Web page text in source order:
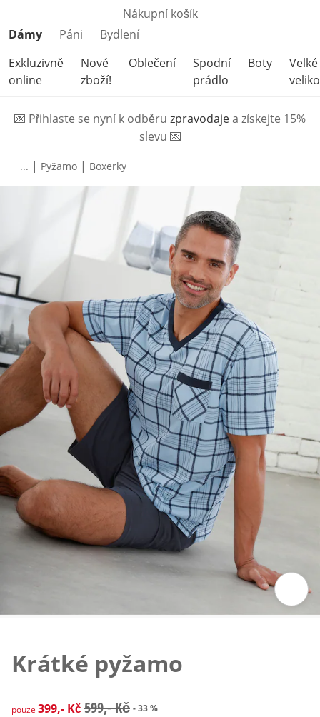
Nákupní košík
Přeskočit kategorie produktů
Dámy Páni
Bydlení
Exkluzivně
online
Nové
zboží!
Oblečení
Spodní
prádlo
Boty
Velké
💌 Přihlaste se nyní k odběru zpravodajea získejte 15%
slevu 💌
... | Pyžamo | Boxerky
Krátké pyžamo
zlevněná cena: 399,- Kč, původní cena: 599,- Kč
pouze 399,- Kč599,- Kč - 33 %